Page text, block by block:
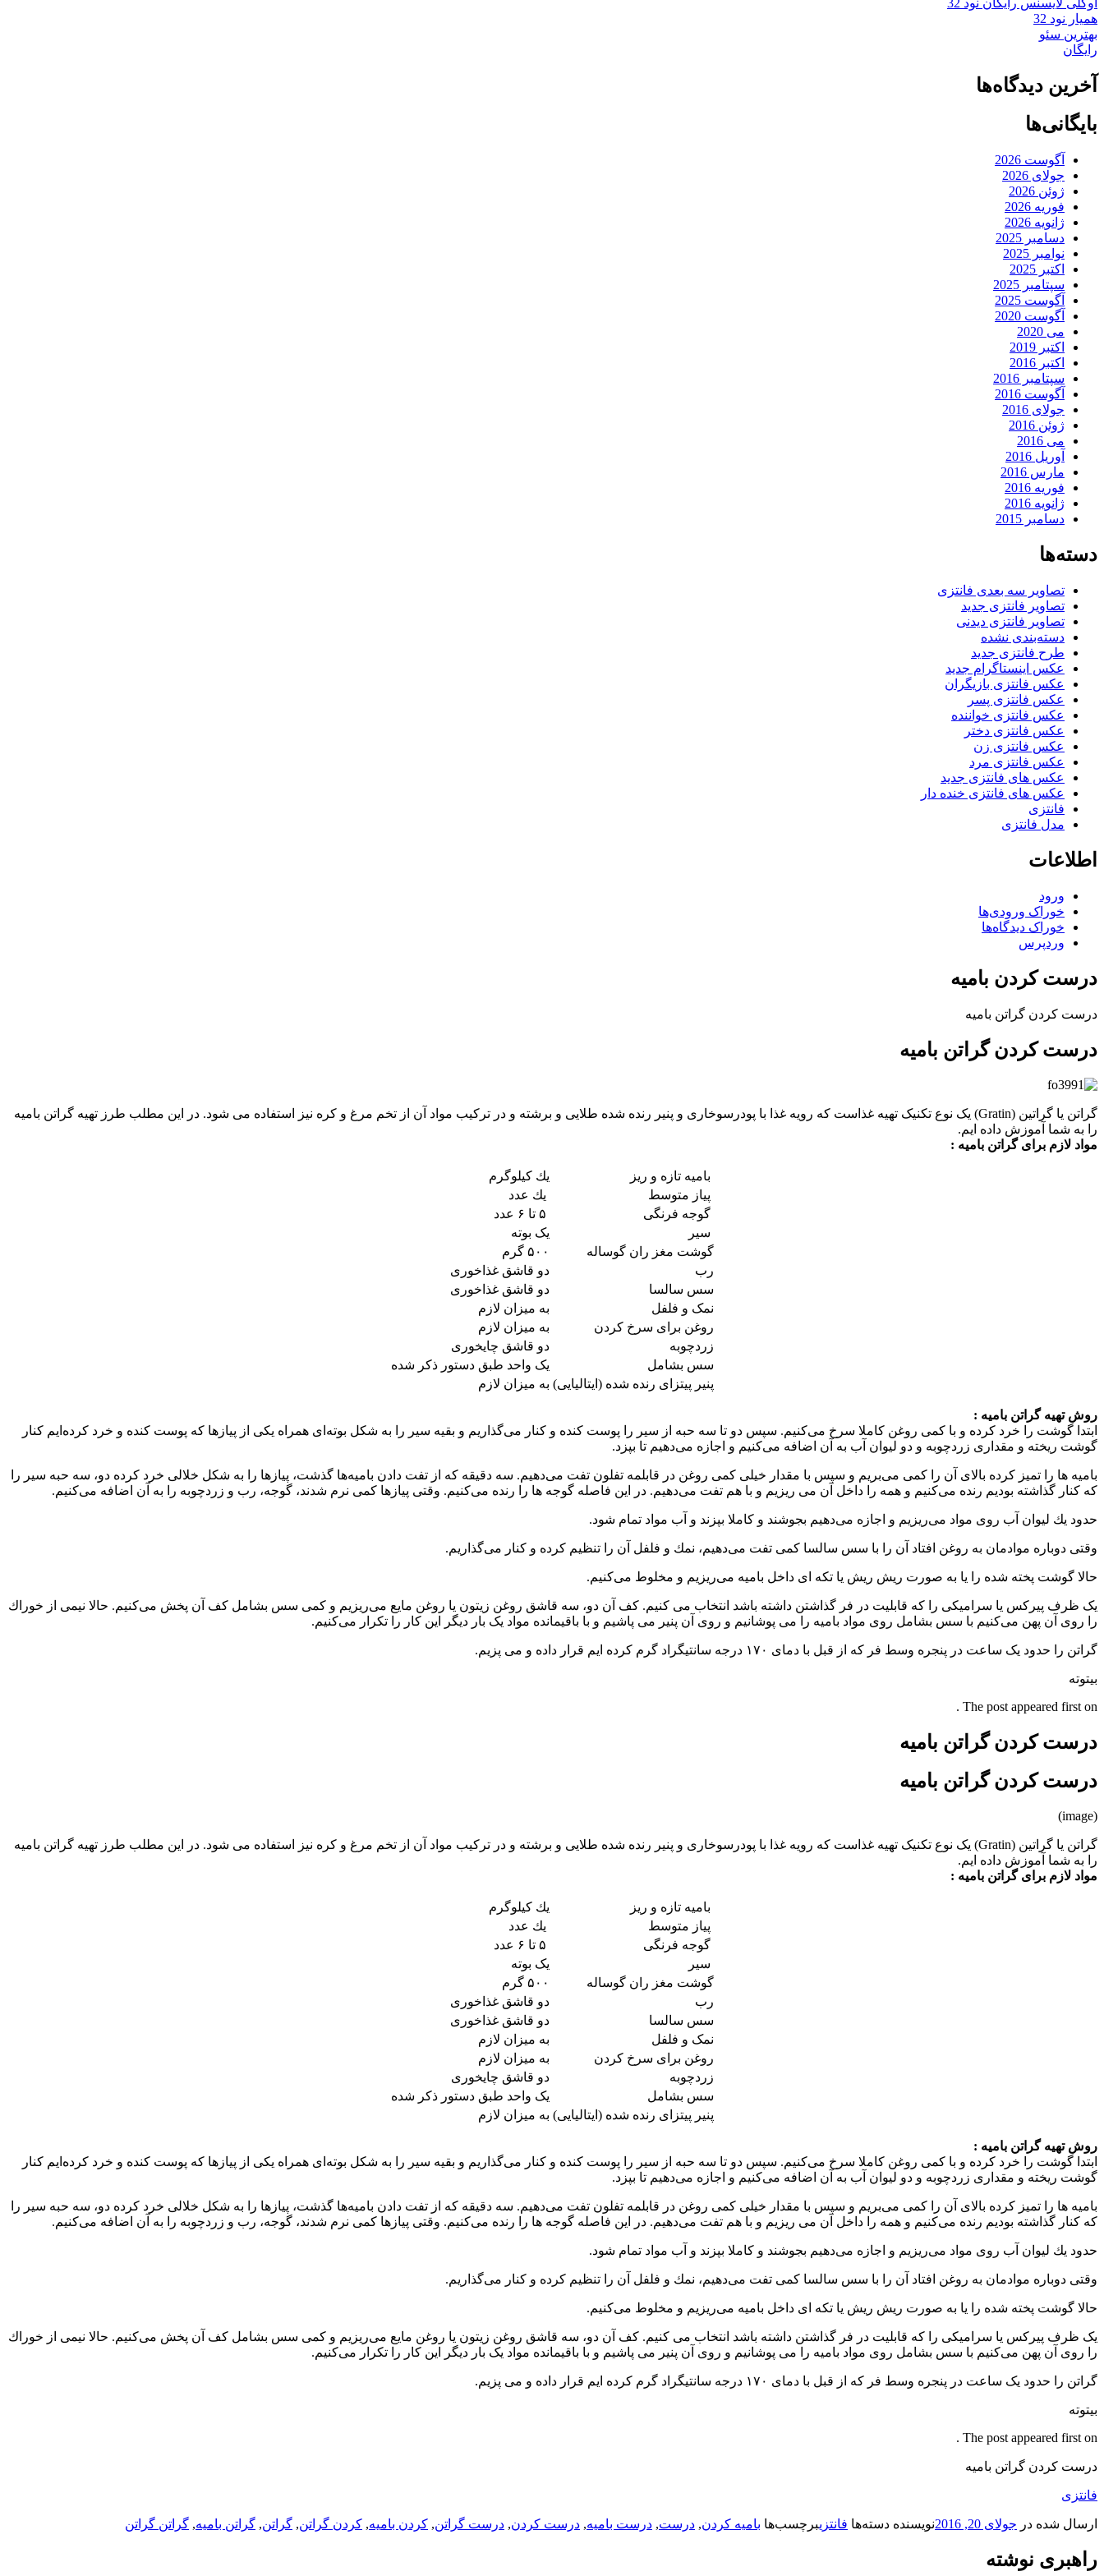
همیار نود 32
بهترین سئو
رایگان
آخرین دیدگاه‌ها
بایگانی‌ها
آگوست 2026
جولای 2026
ژوئن 2026
فوریه 2026
ژانویه 2026
دسامبر 2025
نوامبر 2025
اکتبر 2025
سپتامبر 2025
آگوست 2025
آگوست 2020
می 2020
اکتبر 2019
اکتبر 2016
سپتامبر 2016
آگوست 2016
جولای 2016
ژوئن 2016
می 2016
آوریل 2016
مارس 2016
فوریه 2016
ژانویه 2016
دسامبر 2015
دسته‌ها
تصاویر سه بعدی فانتزی
تصاویر فانتزی جدید
تصاویر فانتزی دیدنی
دسته‌بندی نشده
طرح فانتزی جدید
عکس اینستاگرام جدید
عکس فانتزی بازیگران
عکس فانتزی پسر
عکس فانتزی خواننده
عکس فانتزی دختر
عکس فانتزی زن
عکس فانتزی مرد
عکس های فانتزی جدید
عکس های فانتزی خنده دار
فانتزی
مدل فانتزی
اطلاعات
ورود
خوراک ورودی‌ها
خوراک دیدگاه‌ها
وردپرس
درست کردن بامیه
درست کردن گراتن بامیه
درست کردن گراتن بامیه
گراتن یا گراتین (Gratin) یک نوع تکنیک تهیه غذاست که رویه غذا با پودرسوخاری و پنیر رنده شده طلایی و برشته و در ترکیب مواد آن از تخم مرغ و کره نیز استفاده می شود. در این مطلب طرز تهیه گراتن بامیه
را به شما آموزش داده ایم.
مواد لازم برای گراتن بامیه :
بامیه تازه و ریز
یك كیلوگرم
پیاز متوسط
یك عدد
گوجه فرنگی
سیر
یک بوته
گوشت مغز ران گوساله
۵۰۰ گرم
رب
دو قاشق غذاخوری
سس سالسا
دو قاشق غذاخوری
نمک و فلفل
به میزان لازم
روغن برای سرخ كردن
به میزان لازم
زردچوبه
دو قاشق چایخوری
سس بشامل
یک واحد طبق دستور ذكر شده
پنیر پیتزای رنده شده (ایتالیایی) به میزان لازم
روش تهیه گراتن بامیه :
ابتدا گوشت را خرد كرده و با كمی روغن كاملا سرخ می‌كنیم. سپس دو تا سه حبه از سیر را پوست كنده و كنار می‌گذاریم و بقیه سیر را به شكل بوته‌ای همراه یكی از پیازها كه پوست كنده و خرد كرده‌ایم كنار
گوشت ریخته و مقداری زردچوبه و دو لیوان آب به آن اضافه می‌كنیم و اجازه می‌دهیم تا بپزد.
بامیه ها را تمیز كرده بالای آن را كمی می‌بریم و سپس با مقدار خیلی كمی روغن در قابلمه تفلون تفت می‌دهیم. سه دقیقه كه از تفت دادن بامیه‌ها گذشت، پیازها را به شكل خلالی خرد كرده دو، سه حبه سیر را
كه كنار گذاشته بودیم رنده می‌كنیم و همه را داخل آن می ریزیم و با هم تفت می‌دهیم. در این فاصله گوجه ها را رنده می‌كنیم. وقتی پیازها كمی نرم شدند، گوجه، رب و زردچوبه را به آن اضافه می‌كنیم.
حدود یك لیوان آب روی مواد می‌ریزیم و اجازه می‌دهیم بجوشند و كاملا بپزند و آب مواد تمام شود.
وقتی دوباره موادمان به روغن افتاد آن را با سس سالسا كمی تفت می‌دهیم، نمك و فلفل آن را تنظیم كرده و كنار می‌گذاریم.
حالا گوشت پخته شده را یا به صورت ریش ریش یا تكه ای داخل بامیه می‌ریزیم و مخلوط می‌كنیم.
یک ظرف پیركس یا سرامیكی را كه قابلیت در فر گذاشتن داشته باشد انتخاب می كنیم. كف آن دو، سه قاشق روغن زیتون یا روغن مایع می‌ریزیم و كمی سس بشامل كف آن پخش می‌كنیم. حالا نیمی از خوراك
را روی آن پهن می‌كنیم با سس بشامل روی مواد بامیه را می پوشانیم و روی آن پنیر می پاشیم و با باقیمانده مواد یک بار دیگر این كار را تكرار می‌كنیم.
گراتن را حدود یک ساعت در پنجره وسط فر كه از قبل با دمای ۱۷۰ درجه سانتیگراد گرم كرده ایم قرار داده و می پزیم.
بیتوته
The post appeared first on .
درست کردن گراتن بامیه
درست کردن گراتن بامیه
(image)
گراتن یا گراتین (Gratin) یک نوع تکنیک تهیه غذاست که رویه غذا با پودرسوخاری و پنیر رنده شده طلایی و برشته و در ترکیب مواد آن از تخم مرغ و کره نیز استفاده می شود. در این مطلب طرز تهیه گراتن بامیه
را به شما آموزش داده ایم.
مواد لازم برای گراتن بامیه :
بامیه تازه و ریز
یك كیلوگرم
پیاز متوسط
یك عدد
گوجه فرنگی
سیر
یک بوته
گوشت مغز ران گوساله
۵۰۰ گرم
رب
دو قاشق غذاخوری
سس سالسا
دو قاشق غذاخوری
نمک و فلفل
به میزان لازم
روغن برای سرخ كردن
به میزان لازم
زردچوبه
دو قاشق چایخوری
سس بشامل
یک واحد طبق دستور ذكر شده
پنیر پیتزای رنده شده (ایتالیایی) به میزان لازم
روش تهیه گراتن بامیه :
ابتدا گوشت را خرد كرده و با كمی روغن كاملا سرخ می‌كنیم. سپس دو تا سه حبه از سیر را پوست كنده و كنار می‌گذاریم و بقیه سیر را به شكل بوته‌ای همراه یكی از پیازها كه پوست كنده و خرد كرده‌ایم كنار
گوشت ریخته و مقداری زردچوبه و دو لیوان آب به آن اضافه می‌كنیم و اجازه می‌دهیم تا بپزد.
بامیه ها را تمیز كرده بالای آن را كمی می‌بریم و سپس با مقدار خیلی كمی روغن در قابلمه تفلون تفت می‌دهیم. سه دقیقه كه از تفت دادن بامیه‌ها گذشت، پیازها را به شكل خلالی خرد كرده دو، سه حبه سیر را
كه كنار گذاشته بودیم رنده می‌كنیم و همه را داخل آن می ریزیم و با هم تفت می‌دهیم. در این فاصله گوجه ها را رنده می‌كنیم. وقتی پیازها كمی نرم شدند، گوجه، رب و زردچوبه را به آن اضافه می‌كنیم.
حدود یك لیوان آب روی مواد می‌ریزیم و اجازه می‌دهیم بجوشند و كاملا بپزند و آب مواد تمام شود.
وقتی دوباره موادمان به روغن افتاد آن را با سس سالسا كمی تفت می‌دهیم، نمك و فلفل آن را تنظیم كرده و كنار می‌گذاریم.
حالا گوشت پخته شده را یا به صورت ریش ریش یا تكه ای داخل بامیه می‌ریزیم و مخلوط می‌كنیم.
یک ظرف پیركس یا سرامیكی را كه قابلیت در فر گذاشتن داشته باشد انتخاب می كنیم. كف آن دو، سه قاشق روغن زیتون یا روغن مایع می‌ریزیم و كمی سس بشامل كف آن پخش می‌كنیم. حالا نیمی از خوراك
را روی آن پهن می‌كنیم با سس بشامل روی مواد بامیه را می پوشانیم و روی آن پنیر می پاشیم و با باقیمانده مواد یک بار دیگر این كار را تكرار می‌كنیم.
گراتن را حدود یک ساعت در پنجره وسط فر كه از قبل با دمای ۱۷۰ درجه سانتیگراد گرم كرده ایم قرار داده و می پزیم.
بیتوته
The post appeared first on .
درست کردن گراتن بامیه
فانتزی
ارسال شده در جولای 20, 2016 نویسنده دسته‌ها فانتزیبرچسب‌ها بامیه کردن, درست, درست بامیه, درست کردن, درست گراتن, کردن بامیه, کردن گراتن, گراتن, گراتن بامیه, گراتن گراتن
راهبری نوشته